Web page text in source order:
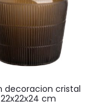
22x22x24 cm